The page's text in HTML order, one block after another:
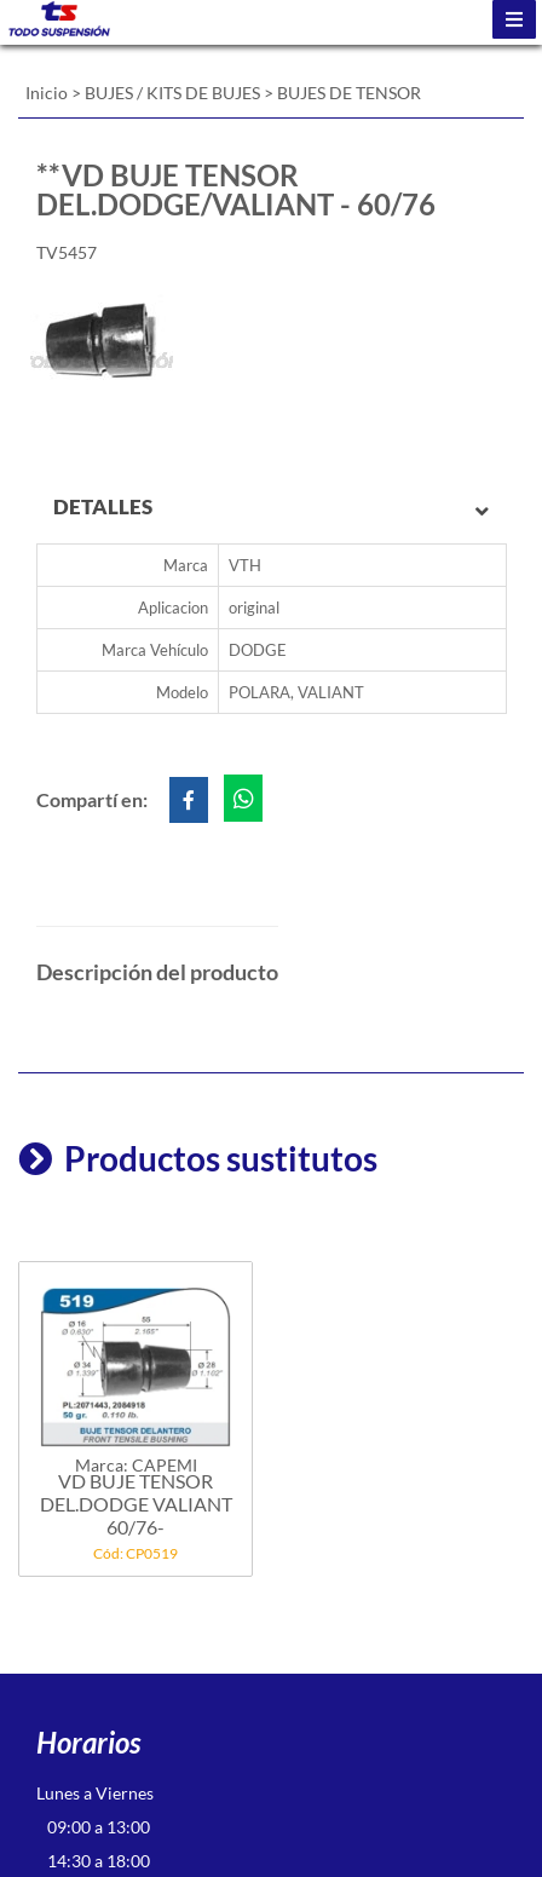
Inicio > BUJES / KITS DE BUJES > BUJES DE TENSOR
**VD BUJE TENSOR
DEL.DODGE/VALIANT - 60/76
TV5457
DETALLES
Marca VTH
Aplicacion original
Marca Vehículo DODGE
Modelo POLARA, VALIANT
Compartí en:
Descripción del producto
Productos sustitutos
Marca: CAPEMI
VD BUJE TENSOR
DEL.DODGE VALIANT
60/76-
Cód: CP0519
Horarios
Lunes a Viernes
09:00 a 13:00
14:30 a 18:00